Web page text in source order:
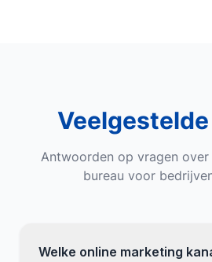
Antwoorden op vragen over
bureau voor
Welke online marketing